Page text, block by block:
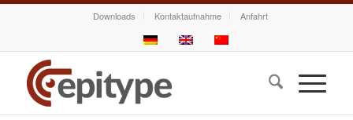
Downloads Kontaktaufnahme Anfahrt